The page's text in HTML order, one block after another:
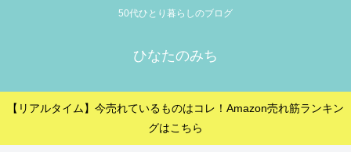
50代ひとり暮らしのブログ
ひなたのみち
【リアルタイム】今売れているものはコレ！Amazon売れ筋ランキン
グはこちら